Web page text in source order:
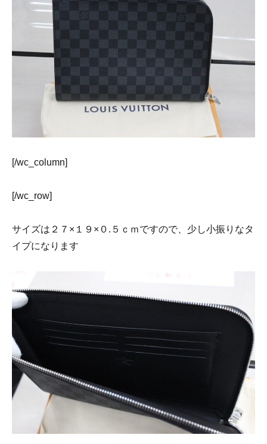
[/wc_column]
[/wc_row]
サイズは２７×１９×０.５ｃｍですので、少し小振りなタ
イプになります